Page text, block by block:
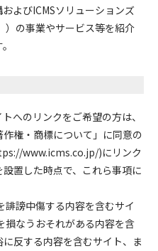
よびICMSソリューションズ
）の事業やサービス等を紹介
へのリンクをご希望の方は、
権・商標について」に同意の
www.icms.co.jp/)にリンク
置した時点で、これら事項に
誹謗中傷する内容を含むサイ
損なうおそれがある内容を含
反する内容を含むサイト、ま